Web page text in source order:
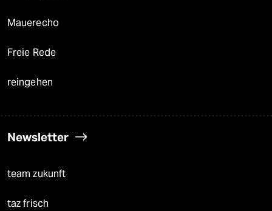
Mauerecho
Freie Rede
reingehen
Newsletter
team zukunft
taz frisch